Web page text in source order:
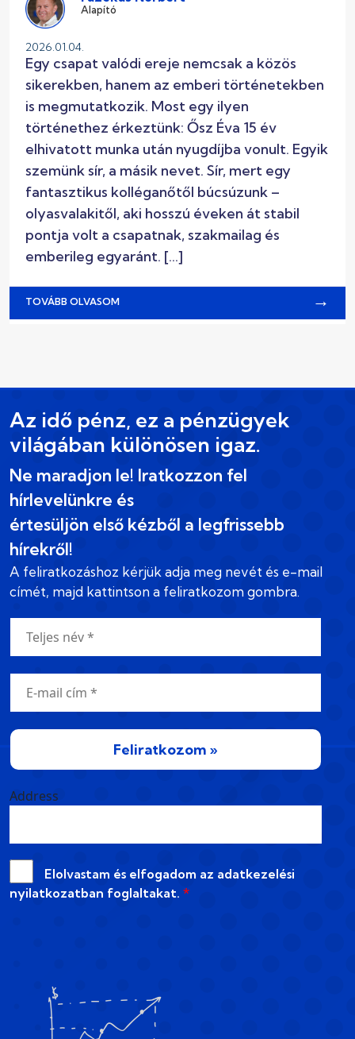
Alapító
2026.01.04.
Egy csapat valódi ereje nemcsak a közös
sikerekben, hanem az emberi történetekben
is megmutatkozik. Most egy ilyen
történethez érkeztünk: Ősz Éva 15 év
elhivatott munka után nyugdíjba vonult. Egyik
szemünk sír, a másik nevet. Sír, mert egy
fantasztikus kolléganőtől búcsúzunk –
olyasvalakitől, aki hosszú éveken át stabil
pontja volt a csapatnak, szakmailag és
emberileg egyaránt. […]
TOVÁBB OLVASOM →
Az idő pénz, ez a pénzügyek
világában különösen igaz.
Ne maradjon le! Iratkozzon fel
hírlevelünkre és
értesüljön első kézből a legfrissebb
hírekről!
A feliratkozáshoz kérjük adja meg nevét és e-mail
címét, majd kattintson a feliratkozom gombra.
Feliratkozom »
Address
Elolvastam és elfogadom az adatkezelési
nyilatkozatban foglaltakat. *